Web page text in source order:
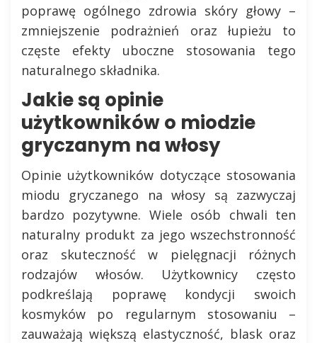
poprawę ogólnego zdrowia skóry głowy –
zmniejszenie podrażnień oraz łupieżu to
częste efekty uboczne stosowania tego
naturalnego składnika.
Jakie są opinie
użytkowników o miodzie
gryczanym na włosy
Opinie użytkowników dotyczące stosowania
miodu gryczanego na włosy są zazwyczaj
bardzo pozytywne. Wiele osób chwali ten
naturalny produkt za jego wszechstronność
oraz skuteczność w pielęgnacji różnych
rodzajów włosów. Użytkownicy często
podkreślają poprawę kondycji swoich
kosmyków po regularnym stosowaniu –
zauważają większą elastyczność, blask oraz